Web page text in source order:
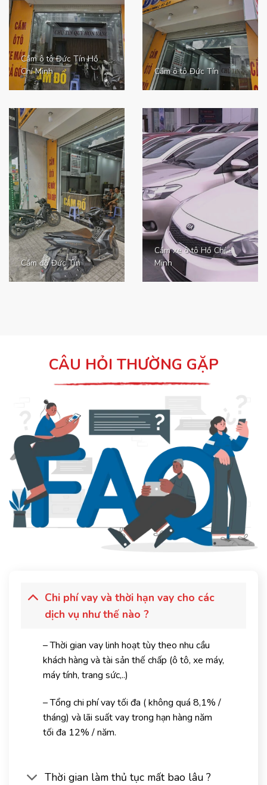
Cầm ô tô Đức Tín Hồ
Chí Minh
Cầm ô tô Đức Tín
Cầm đồ Đức Tín
Cầm xe ô tô Hồ Chí
Minh
CÂU HỎI THƯỜNG GẶP
Chi phí vay và thời hạn vay cho các
dịch vụ như thế nào ?
– Thời gian vay linh hoạt tùy theo nhu cầu
khách hàng và tài sản thế chấp (ô tô, xe máy,
máy tính, trang sức,..)
– Tổng chi phí vay tối đa ( không quá 8,1% /
tháng) và lãi suất vay trong hạn hàng năm
tối đa 12% / năm.
Thời gian làm thủ tục mất bao lâu ?